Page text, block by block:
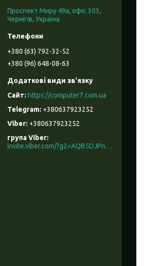
Проспект Миру 49а, офіс 303,
Чернігів, Україна
+380 (63) 792-32-52
+380 (96) 648-08-63
https://computer7.com.ua
+380637923252
+380637923252
група Viber
invite.viber.com/?g2=AQB5DJPnzrcN900ZOqAAIKeKZKnYGX3WR%2F9%2B3M5x3mL7t066rkD2eNKyRhe%2BcU0t